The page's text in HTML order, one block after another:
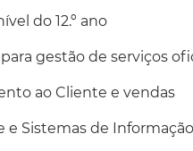
do 12.º ano
gestão de serviços
ao Cliente e vendas
e Sistemas de Informação